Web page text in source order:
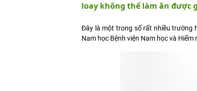
loay không thể làm ăn được
Đây là một trong số rất nhiều trường
Nam học Bệnh viện Nam học và